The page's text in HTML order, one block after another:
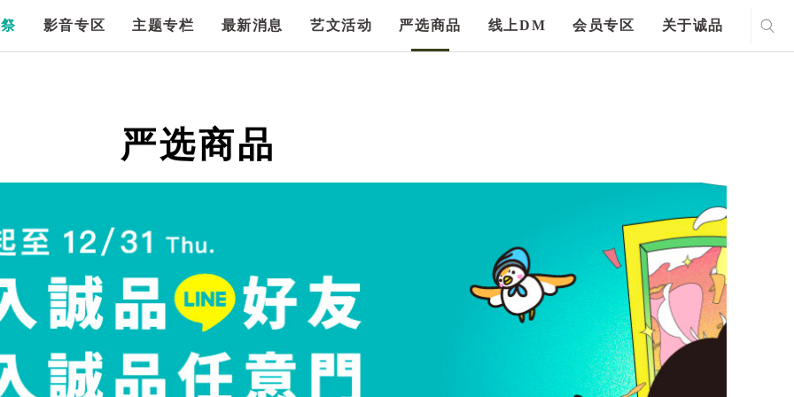
影音专区 主题专栏 最新消息 艺文活动 严选商品 线上DM 会员专区 关于诚品
严选商品